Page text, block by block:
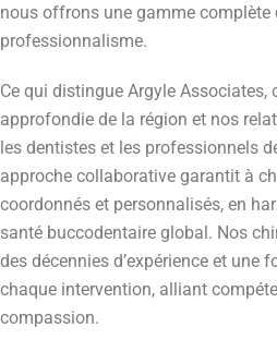
nous offrons une gamme complète
professionnalisme.
Ce qui distingue Argyle Associates,
approfondie de la région et nos
les dentistes et les professionnels
approche collaborative garantit à
coordonnés et personnalisés, en
santé buccodentaire global. Nos
des décennies d’expérience et une
chaque intervention, alliant
compassion.